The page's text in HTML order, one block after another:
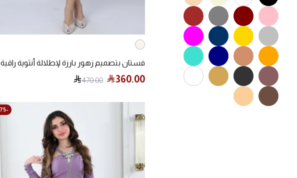
فستان بتصميم زهور بارزة لإطلالة أنثوية راقية
360.00
470.00
-75 %